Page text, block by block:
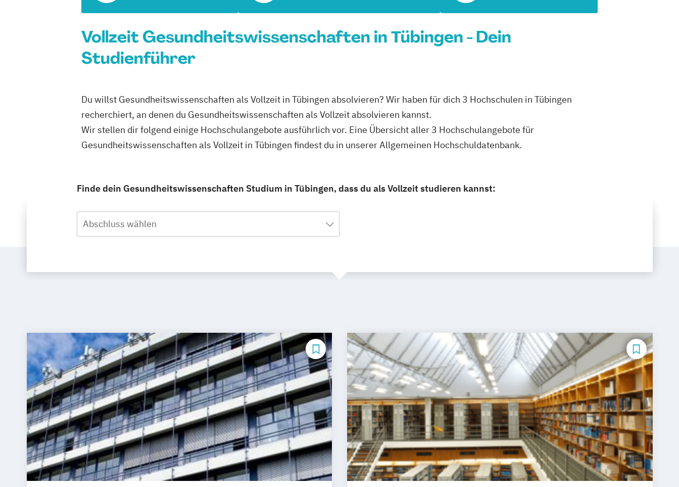
Vollzeit Gesundheitswissenschaften in Tübingen - Dein
Studienführer
Du willst Gesundheitswissenschaften als Vollzeit in Tübingen absolvieren? Wir haben für dich 3 Hochschulen in Tübingen
recherchiert, an denen du Gesundheitswissenschaften als Vollzeit absolvieren kannst.
Wir stellen dir folgend einige Hochschulangebote ausführlich vor. Eine Übersicht aller 3 Hochschulangebote für
Gesundheitswissenschaften als Vollzeit in Tübingen findest du in unserer Allgemeinen Hochschuldatenbank.
Finde dein Gesundheitswissenschaften Studium in Tübingen, dass du als Vollzeit studieren kannst:
Abschluss wählen